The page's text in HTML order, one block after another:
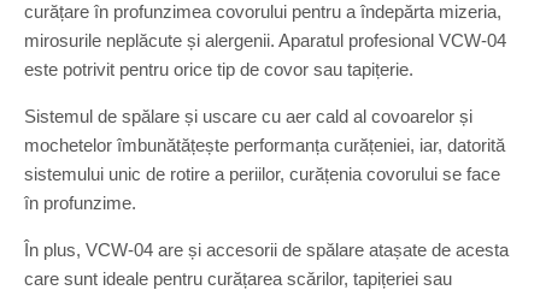
curățare în profunzimea covorului pentru a îndepărta mizeria,
mirosurile neplăcute și alergenii. Aparatul profesional VCW-04
este potrivit pentru orice tip de covor sau tapițerie.
Sistemul de spălare și uscare cu aer cald al covoarelor și
mochetelor îmbunătățește performanța curățeniei, iar, datorită
sistemului unic de rotire a periilor, curățenia covorului se face
în profunzime.
În plus, VCW-04 are și accesorii de spălare atașate de acesta
care sunt ideale pentru curățarea scărilor, tapițeriei sau